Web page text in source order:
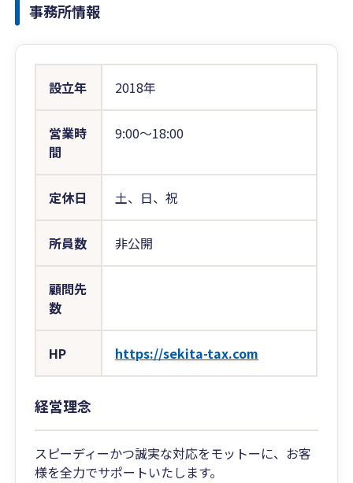
事務所情報
設立年 2018年
営業時
間
9:00〜18:00
定休日 土、日、祝
所員数 非公開
顧問先
数
HP https://sekita-tax.com
経営理念
スピーディーかつ誠実な対応をモットーに、お客
様を全力でサポートいたします。